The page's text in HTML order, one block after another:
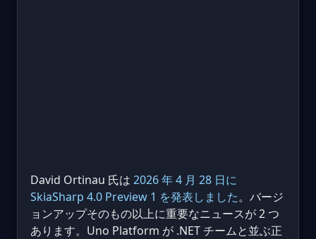
David Ortinau 氏は 2026 年 4 月 28 日に
SkiaSharp 4.0 Preview 1 を発表しました。バージ
ョンアップそのもの以上に重要なニュースが 2 つ
あります。Uno Platform が .NET チームと並ぶ正